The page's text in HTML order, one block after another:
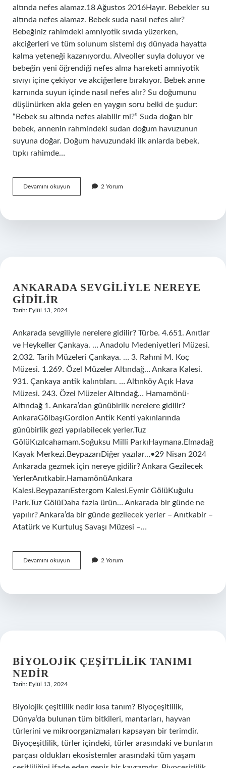
altında nefes alamaz.18 Ağustos 2016Hayır. Bebekler su
altında nefes alamaz. Bebek suda nasıl nefes alır?
Bebeğiniz rahimdeki amniyotik sıvıda yüzerken,
akciğerleri ve tüm solunum sistemi dış dünyada hayatta
kalma yeteneği kazanıyordu. Alveoller suyla doluyor ve
bebeğin yeni öğrendiği nefes alma hareketi amniyotik
sıvıyı içine çekiyor ve akciğerlere bırakıyor. Bebek anne
karnında suyun içinde nasıl nefes alır? Su doğumunu
düşünürken akla gelen en yaygın soru belki de şudur:
“Bebek su altında nefes alabilir mi?” Suda doğan bir
bebek, annenin rahmindeki sudan doğum havuzunun
suyuna doğar. Doğum havuzundaki ilk anlarda bebek,
tıpkı rahimde…
Devamını okuyun Bebekler
Suda
Mi
2 Yorum
ANKARADA SEVGILIYLE NEREYE
GIDILIR
Tarih: Eylül 13, 2024
Ankarada sevgiliyle nerelere gidilir? Türbe. 4.651. Anıtlar
ve Heykeller Çankaya. … Anadolu Medeniyetleri Müzesi.
2,032. Tarih Müzeleri Çankaya. … 3. Rahmi M. Koç
Müzesi. 1.269. Özel Müzeler Altındağ… Ankara Kalesi.
931. Çankaya antik kalıntıları. … Altınköy Açık Hava
Müzesi. 243. Özel Müzeler Altındağ… Hamamönü-
Altındağ 1. Ankara’dan günübirlik nerelere gidilir?
AnkaraGölbaşıGordion Antik Kenti yakınlarında
günübirlik gezi yapılabilecek yerler.Tuz
GölüKızılcahamam.Soğuksu Milli ParkıHaymana.Elmadağ
Kayak Merkezi.BeypazarıDiğer yazılar…•29 Nisan 2024
Ankarada gezmek için nereye gidilir? Ankara Gezilecek
YerlerAnıtkabir.HamamönüAnkara
Kalesi.BeypazarıEstergom Kalesi.Eymir GölüKuğulu
Park.Tuz GölüDaha fazla ürün… Ankarada bir günde ne
yapılır? Ankara’da bir günde gezilecek yerler – Anıtkabir –
Atatürk ve Kurtuluş Savaşı Müzesi –…
Devamını okuyun Ankarada
Sevgiliyle
2 Yorum
BIYOLOJIK ÇEŞITLILIK TANIMI
NEDIR
Tarih: Eylül 13, 2024
Biyolojik çeşitlilik nedir kısa tanım? Biyoçeşitlilik,
Dünya’da bulunan tüm bitkileri, mantarları, hayvan
türlerini ve mikroorganizmaları kapsayan bir terimdir.
Biyoçeşitlilik, türler içindeki, türler arasındaki ve bunların
parçası oldukları ekosistemler arasındaki tüm yaşam